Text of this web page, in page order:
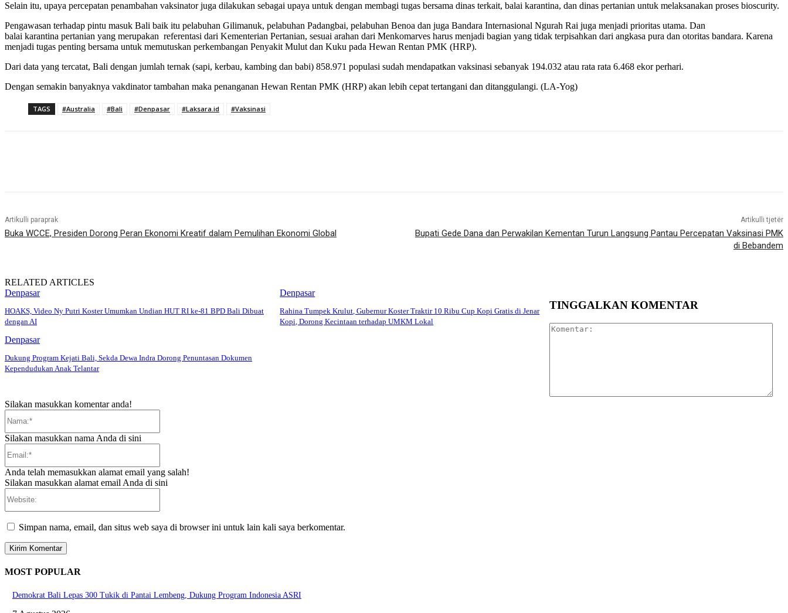
Selain itu, upaya percepatan penambahan vaksinator juga dilakukan sebagai upaya untuk dengan membagi tugas bersama dinas terkait, balai karantina, dan dinas pertanian untuk melaksanakan proses bioscurity.
Pengawasan terhadap pintu masuk Bali baik itu pelabuhan Gilimanuk, pelabuhan Padangbai, pelabuhan Benoa dan juga Bandara Internasional Ngurah Rai juga menjadi prioritas utama. Dan
balai karantina pertanian yang merupakan referentasi dari Kementerian Pertanian, sesuai arahan dari Menkomarves harus menjadi bagian yang tidak terpisahkan dari angkasa pura dan otoritas bandara. Karena
menjadi tugas penting bersama untuk memutuskan perkembangan Penyakit Mulut dan Kuku pada Hewan Rentan PMK (HRP).
Dari data yang tercatat, Bali dengan jumlah ternak (sapi, kerbau, kambing dan babi) 858.971 populasi sudah mendapatkan vaksinasi sebanyak 194.032 atau rata rata 6.468 ekor perhari.
Dengan semakin banyaknya vakdinator tambahan maka penanganan Hewan Rentan PMK (HRP) akan lebih cepat tertangani dan ditanggulangi. (LA-Yog)
TAGS #Australia #Bali #Denpasar #Laksara.id #Vaksinasi
Artikulli paraprak
Buka WCCE, Presiden Dorong Peran Ekonomi Kreatif dalam Pemulihan Ekonomi Global
Artikulli tjetër
Bupati Gede Dana dan Perwakilan Kementan Turun Langsung Pantau Percepatan Vaksinasi PMK
di Bebandem
RELATED ARTICLES
Denpasar
HOAKS, Video Ny Putri Koster Umumkan Undian HUT RI ke-81 BPD Bali Dibuat
dengan AI
Denpasar
Rahina Tumpek Krulut, Gubernur Koster Traktir 10 Ribu Cup Kopi Gratis di Jenar
Kopi, Dorong Kecintaan terhadap UMKM Lokal
Denpasar
Dukung Program Kejati Bali, Sekda Dewa Indra Dorong Penuntasan Dokumen
Kependudukan Anak Telantar
TINGGALKAN KOMENTAR
Silakan masukkan komentar anda!
Silakan masukkan nama Anda di sini
Anda telah memasukkan alamat email yang salah!
Silakan masukkan alamat email Anda di sini
Simpan nama, email, dan situs web saya di browser ini untuk lain kali saya berkomentar.
MOST POPULAR
Demokrat Bali Lepas 300 Tukik di Pantai Lembeng, Dukung Program Indonesia ASRI